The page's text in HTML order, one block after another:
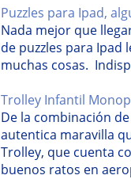
Puzzles para Ipad,
Nada mejor que
de puzzles para
muchas cosas.
Trolley Infantil
De la combinación
autentica maravilla
Trolley, que cuenta
buenos ratos en